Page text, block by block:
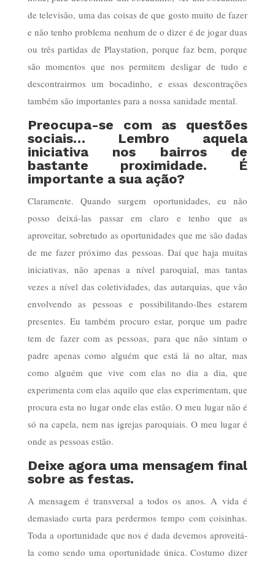
de televisão, uma das coisas de que gosto muito de fazer
e não tenho problema nenhum de o dizer é de jogar duas
ou três partidas de Playstation, porque faz bem, porque
são momentos que nos permitem desligar de tudo e
descontrairmos um bocadinho, e essas descontrações
também são importantes para a nossa sanidade mental.
Preocupa-se com as questões
sociais… Lembro aquela
iniciativa nos bairros de
bastante proximidade. É
importante a sua ação?
Claramente. Quando surgem oportunidades, eu não
posso deixá-las passar em claro e tenho que as
aproveitar, sobretudo as oportunidades que me são dadas
de me fazer próximo das pessoas. Daí que haja muitas
iniciativas, não apenas a nível paroquial, mas tantas
vezes a nível das coletividades, das autarquias, que vão
envolvendo as pessoas e possibilitando-lhes estarem
presentes. Eu também procuro estar, porque um padre
tem de fazer com as pessoas, para que não sintam o
padre apenas como alguém que está lá no altar, mas
como alguém que vive com elas no dia a dia, que
experimenta com elas aquilo que elas experimentam, que
procura esta no lugar onde elas estão. O meu lugar não é
só na capela, nem nas igrejas paroquiais. O meu lugar é
onde as pessoas estão.
Deixe agora uma mensagem final
sobre as festas.
A mensagem é transversal a todos os anos. A vida é
demasiado curta para perdermos tempo com coisinhas.
Toda a oportunidade que nos é dada devemos aproveitá-
la como sendo uma oportunidade única. Costumo dizer